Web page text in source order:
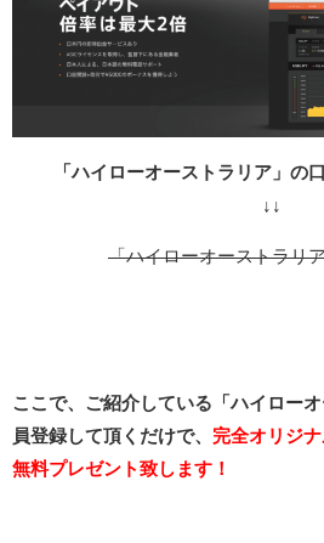
「ハイローオーストラリア」の
↓↓
「ハイローオーストラリ
ここで、ご紹介している「ハイロー
員登録して頂くだけで、 完全オリジ
無料プレゼント致します！